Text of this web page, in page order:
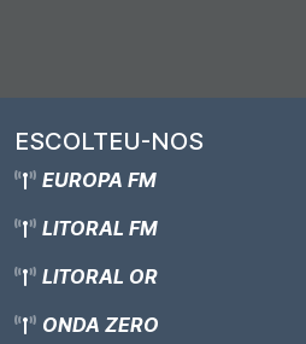
ESCOLTEU-NOS
EUROPA FM
LITORAL FM
LITORAL OR
ONDA ZERO